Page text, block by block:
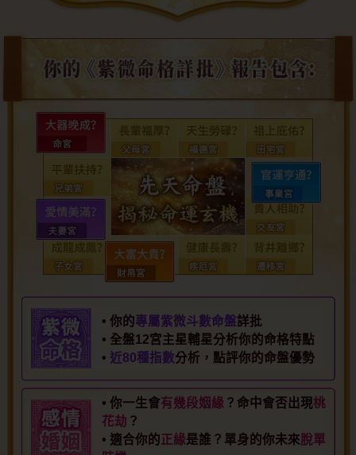
• 你的專屬紫微斗數命盤詳批
• 全盤12宮主星輔星分析你的命格特點
• 近80種指數分析，點評你的命盤優勢
• 你一生會有幾段姻緣 ？命中會否出現桃
花劫 ？
• 適合你的正緣是誰？單身的你未來 脫單